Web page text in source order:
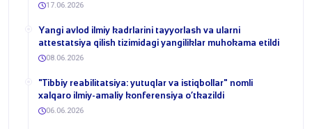
17.06.2026
Yangi avlod ilmiy kadrlarini tayyorlash va ularni
attestatsiya qilish tizimidagi yangiliklar muhokama etildi
08.06.2026
​"Tibbiy reabilitatsiya: yutuqlar va istiqbollar" nomli
xalqaro ilmiy-amaliy konferensiya o‘tkazildi
06.06.2026